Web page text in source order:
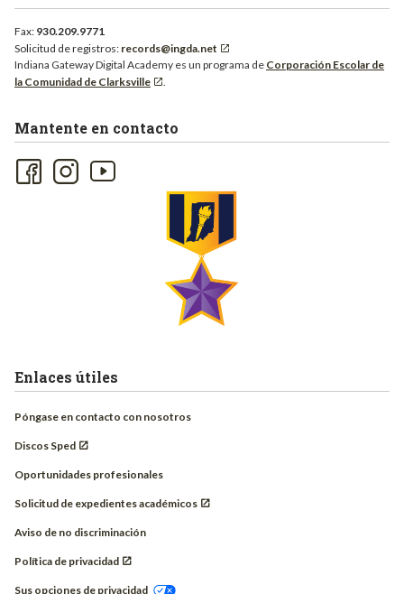
Fax: 930.209.9771
Solicitud de registros: records@ingda.net
Indiana Gateway Digital Academy es un programa de Corporación Escolar de
la Comunidad de Clarksville
Mantente en contacto
Enlaces útiles
Póngase en contacto con nosotros
Discos Sped
Oportunidades profesionales
Solicitud de expedientes académicos
Aviso de no discriminación
Política de privacidad
Sus opciones de privacidad